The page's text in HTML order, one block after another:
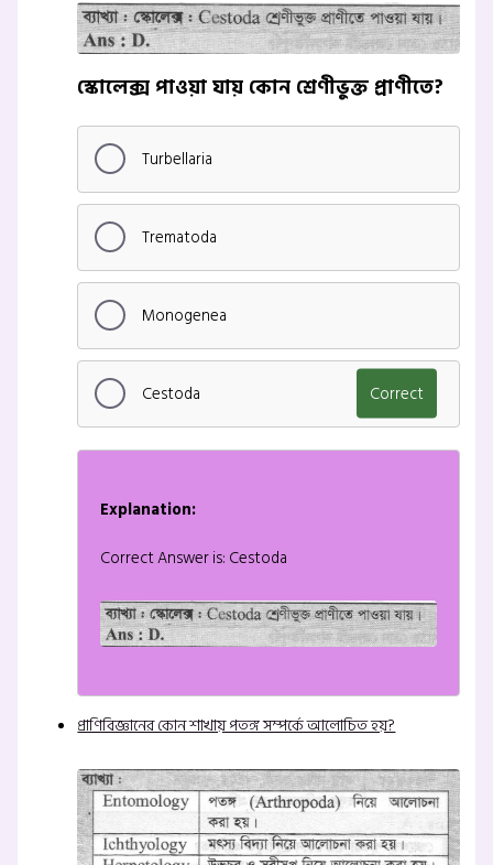
স্কোলেক্স পাওয়া যায় কোন শ্রেণীভুক্ত প্রাণীতে?
Turbellaria
Trematoda
Monogenea
Cestoda Correct
Explanation:
Correct Answer is: Cestoda
প্রাণিবিজ্ঞানের কোন শাখায় পতঙ্গ সম্পর্কে আলোচিত হয়?